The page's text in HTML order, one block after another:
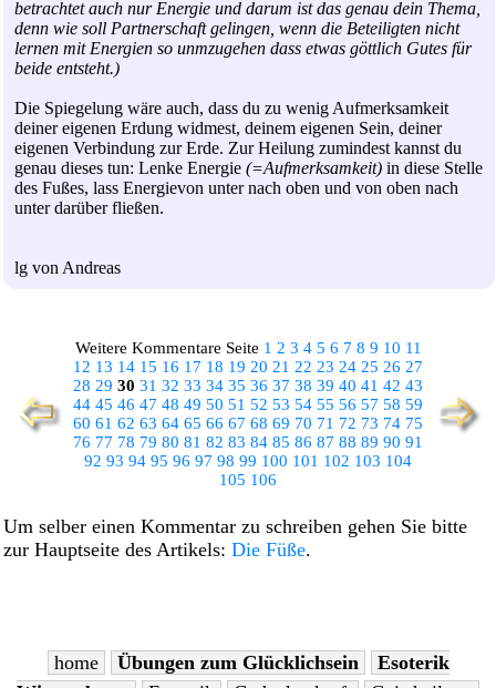
betrachtet auch nur Energie und darum ist das genau dein Thema,
denn wie soll Partnerschaft gelingen, wenn die Beteiligten nicht
lernen mit Energien so unmzugehen dass etwas göttlich Gutes für
beide entsteht.)
Die Spiegelung wäre auch, dass du zu wenig Aufmerksamkeit
deiner eigenen Erdung widmest, deinem eigenen Sein, deiner
eigenen Verbindung zur Erde. Zur Heilung zumindest kannst du
genau dieses tun: Lenke Energie (=Aufmerksamkeit) in diese Stelle
des Fußes, lass Energievon unter nach oben und von oben nach
unter darüber fließen.
lg von Andreas
Weitere Kommentare Seite 1 2 3 4 5 6 7 8 9 10 11
12 13 14 15 16 17 18 19 20 21 22 23 24 25 26 27
28 29 30 31 32 33 34 35 36 37 38 39 40 41 42 43
44 45 46 47 48 49 50 51 52 53 54 55 56 57 58 59
60 61 62 63 64 65 66 67 68 69 70 71 72 73 74 75
76 77 78 79 80 81 82 83 84 85 86 87 88 89 90 91
92 93 94 95 96 97 98 99 100 101 102 103 104
105 106
Um selber einen Kommentar zu schreiben gehen Sie bitte
zur Hauptseite des Artikels: Die Füße.
home Übungen zum Glücklichsein
Esoterik